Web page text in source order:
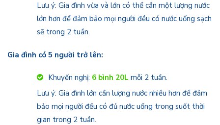
Lưu ý: Gia đình vừa và lớn có thể cần một lượng nước
lớn hơn để đảm bảo mọi người đều có nước uống sạch
sẽ trong 2 tuần.
Gia đình có 5 người trở lên:
Khuyến nghị: 6 bình 20L mỗi 2 tuần.
Lưu ý: Gia đình lớn cần lượng nước nhiều hơn để đảm
bảo mọi người đều có đủ nước uống trong suốt thời
gian trong 2 tuần.